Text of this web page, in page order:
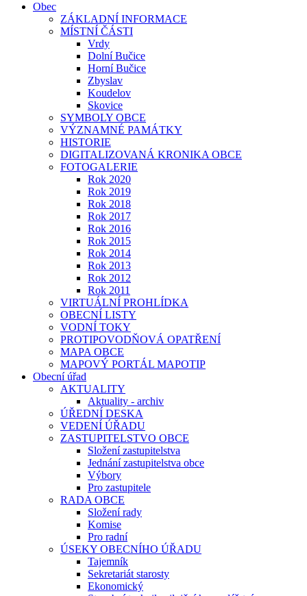
Obec
ZÁKLADNÍ INFORMACE
MÍSTNÍ ČÁSTI
Vrdy
Dolní Bučice
Horní Bučice
Zbyslav
Koudelov
Skovice
SYMBOLY OBCE
VÝZNAMNÉ PAMÁTKY
HISTORIE
DIGITALIZOVANÁ KRONIKA OBCE
FOTOGALERIE
Rok 2020
Rok 2019
Rok 2018
Rok 2017
Rok 2016
Rok 2015
Rok 2014
Rok 2013
Rok 2012
Rok 2011
VIRTUÁLNÍ PROHLÍDKA
OBECNÍ LISTY
VODNÍ TOKY
PROTIPOVODŇOVÁ OPATŘENÍ
MAPA OBCE
MAPOVÝ PORTÁL MAPOTIP
Obecní úřad
AKTUALITY
Aktuality - archiv
ÚŘEDNÍ DESKA
VEDENÍ ÚŘADU
ZASTUPITELSTVO OBCE
Složení zastupitelstva
Jednání zastupitelstva obce
Výbory
Pro zastupitele
RADA OBCE
Složení rady
Komise
Pro radní
ÚSEKY OBECNÍHO ÚŘADU
Tajemník
Sekretariát starosty
Ekonomický